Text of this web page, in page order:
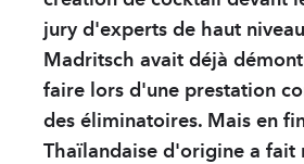
jury d'experts de haut
Madritsch avait déjà
faire lors d'une prestation
des éliminatoires. Mais en
Thaïlandaise d'origine a fait